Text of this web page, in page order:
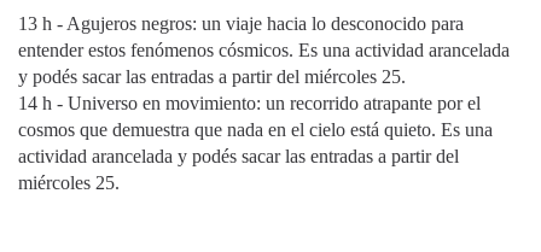
13 h - Agujeros negros: un viaje hacia lo desconocido para
entender estos fenómenos cósmicos. Es una actividad arancelada
y podés sacar las entradas a partir del miércoles 25.
14 h - Universo en movimiento: un recorrido atrapante por el
cosmos que demuestra que nada en el cielo está quieto. Es una
actividad arancelada y podés sacar las entradas a partir del
miércoles 25.